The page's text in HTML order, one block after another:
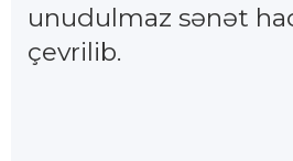
unudulmaz sənət
çevrilib.